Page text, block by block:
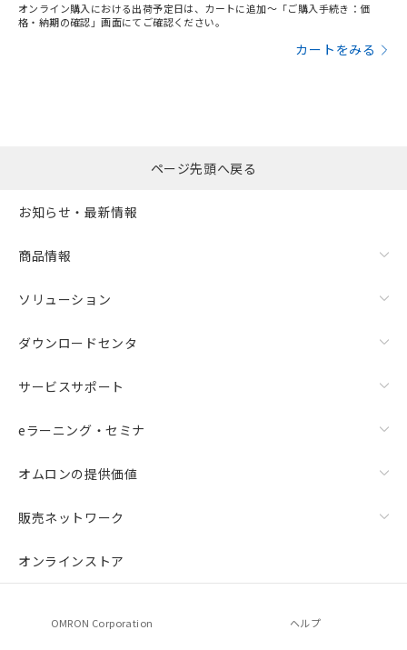
オンライン購入における出荷予定日は、カートに追加～「ご購入手続き：価
格・納期の確認」画面にてご確認ください。
カートをみる
ページ先頭へ戻る
お知らせ・最新情報
商品情報
ソリューション
ダウンロードセンタ
サービスサポート
eラーニング・セミナ
オムロンの提供価値
販売ネットワーク
オンラインストア
OMRON Corporation ヘルプ